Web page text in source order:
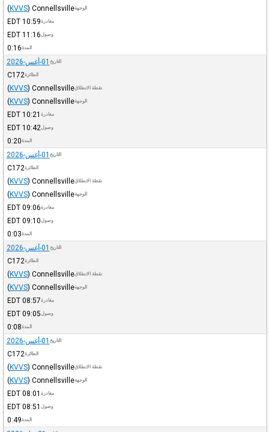
الوجهةConnellsville
(KVVS)
مغادرة10:59
EDT
وصول 11:16
EDT
المدة0:16
التاريخ 01-أغس-2026
الطائرةC172
نقطة الانطلاقConnellsville
(KVVS)
الوجهةConnellsville
(KVVS)
مغادرة 10:21
EDT
وصول 10:42
EDT
المدة0:20
التاريخ 01-أغس-2026
الطائرةC172
نقطة الانطلاقConnellsville
(KVVS)
الوجهةConnellsville
(KVVS)
مغادرة09:06
EDT
وصول 09:10
EDT
المدة0:03
التاريخ 01-أغس-2026
الطائرةC172
نقطة الانطلاقConnellsville
(KVVS)
الوجهةConnellsville
(KVVS)
مغادرة08:57
EDT
وصول 09:05
EDT
المدة0:08
التاريخ 01-أغس-2026
الطائرةC172
نقطة الانطلاقConnellsville
(KVVS)
الوجهةConnellsville
(KVVS)
مغادرة 08:01
EDT
وصول 08:51
EDT
المدة0:49